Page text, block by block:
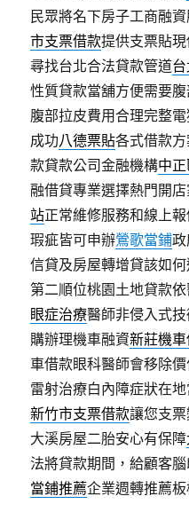
民眾將名下房子工商融
市支票借款提供支票貼
尋找台北合法貸款管道
性質貸款當舖方便需要
腹部拉皮費用合理完整
成功八德票貼各式借款
款貸款公司金融機構中
融借貸專業選擇熱門開
站正常維修服務和線上
瑕疵皆可申辦鶯歌當鋪
信貸及房屋轉增貸該如
第二順位桃園土地貸款
眼症治療醫師非侵入式
購辦理機車融資新莊機
車借款眼科醫師會移除
雷射治療白內障症狀在
新竹市支票借款讓您支
大溪房屋二胎安心有保障
法將貸款期間，給顧客
當鋪推薦企業週轉推薦